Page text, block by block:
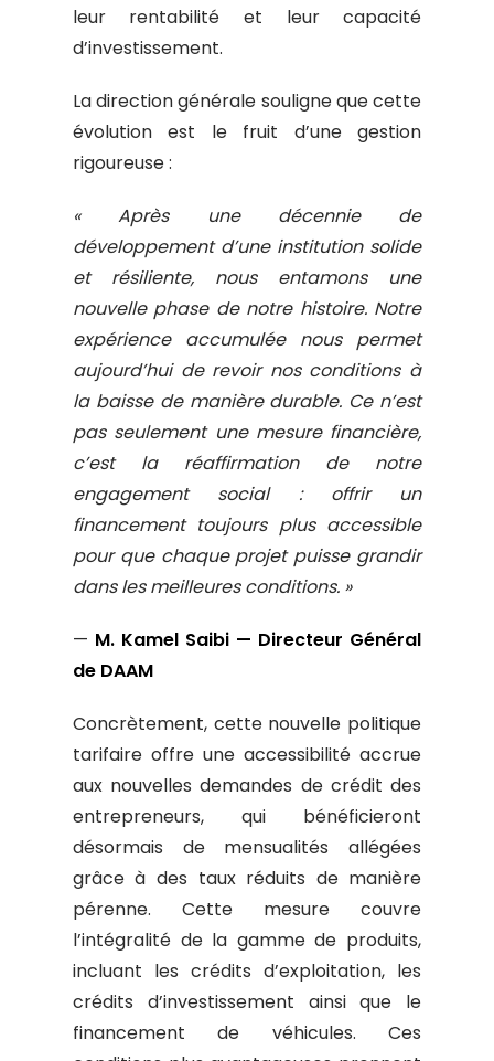
leur rentabilité et leur capacité
d’investissement.
La direction générale souligne que cette
évolution est le fruit d’une gestion
rigoureuse :
« Après une décennie de
développement d’une institution solide
et résiliente, nous entamons une
nouvelle phase de notre histoire. Notre
expérience accumulée nous permet
aujourd’hui de revoir nos conditions à
la baisse de manière durable. Ce n’est
pas seulement une mesure financière,
c’est la réaffirmation de notre
engagement social : offrir un
financement toujours plus accessible
pour que chaque projet puisse grandir
dans les meilleures conditions. »
— M. Kamel Saibi — Directeur Général
de DAAM
Concrètement, cette nouvelle politique
tarifaire offre une accessibilité accrue
aux nouvelles demandes de crédit des
entrepreneurs, qui bénéficieront
désormais de mensualités allégées
grâce à des taux réduits de manière
pérenne. Cette mesure couvre
l’intégralité de la gamme de produits,
incluant les crédits d’exploitation, les
crédits d’investissement ainsi que le
financement de véhicules. Ces